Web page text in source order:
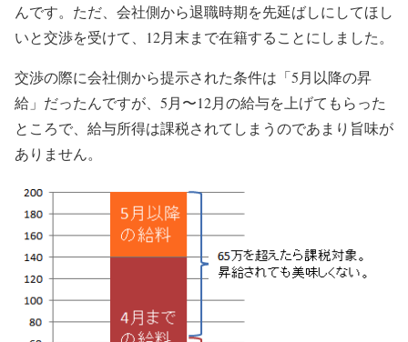
んです。ただ、会社側から退職時期を先延ばしにしてほし
いと交渉を受けて、12月末まで在籍することにしました。
交渉の際に会社側から提示された条件は「5月以降の昇
給」だったんですが、5月〜12月の給与を上げてもらった
ところで、給与所得は課税されてしまうのであまり旨味が
ありません。